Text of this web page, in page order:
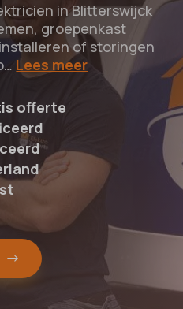
in Blitterswijck
groepenkast
of storingen
Lees meer
offerte